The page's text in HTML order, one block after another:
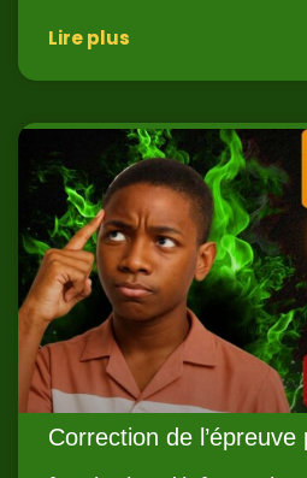
Lire plus
Correction de l’épreuve